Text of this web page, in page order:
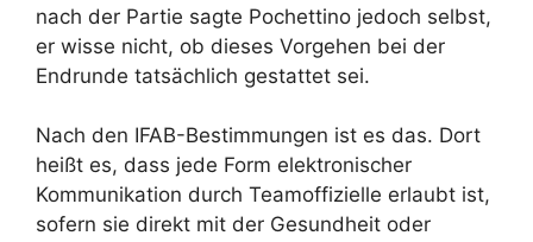
nach der Partie sagte Pochettino jedoch selbst,
er wisse nicht, ob dieses Vorgehen bei der
Endrunde tatsächlich gestattet sei.
Nach den IFAB-Bestimmungen ist es das. Dort
heißt es, dass jede Form elektronischer
Kommunikation durch Teamoffizielle erlaubt ist,
sofern sie direkt mit der Gesundheit oder